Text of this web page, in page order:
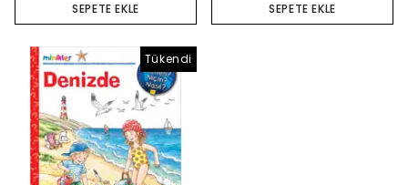
SEPETE EKLE SEPETE EKLE
Tükendi